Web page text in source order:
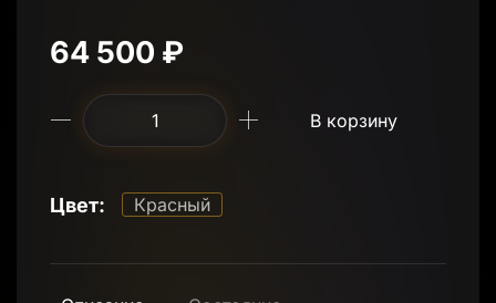
64 500 ₽
В корзину
Цвет: Красный